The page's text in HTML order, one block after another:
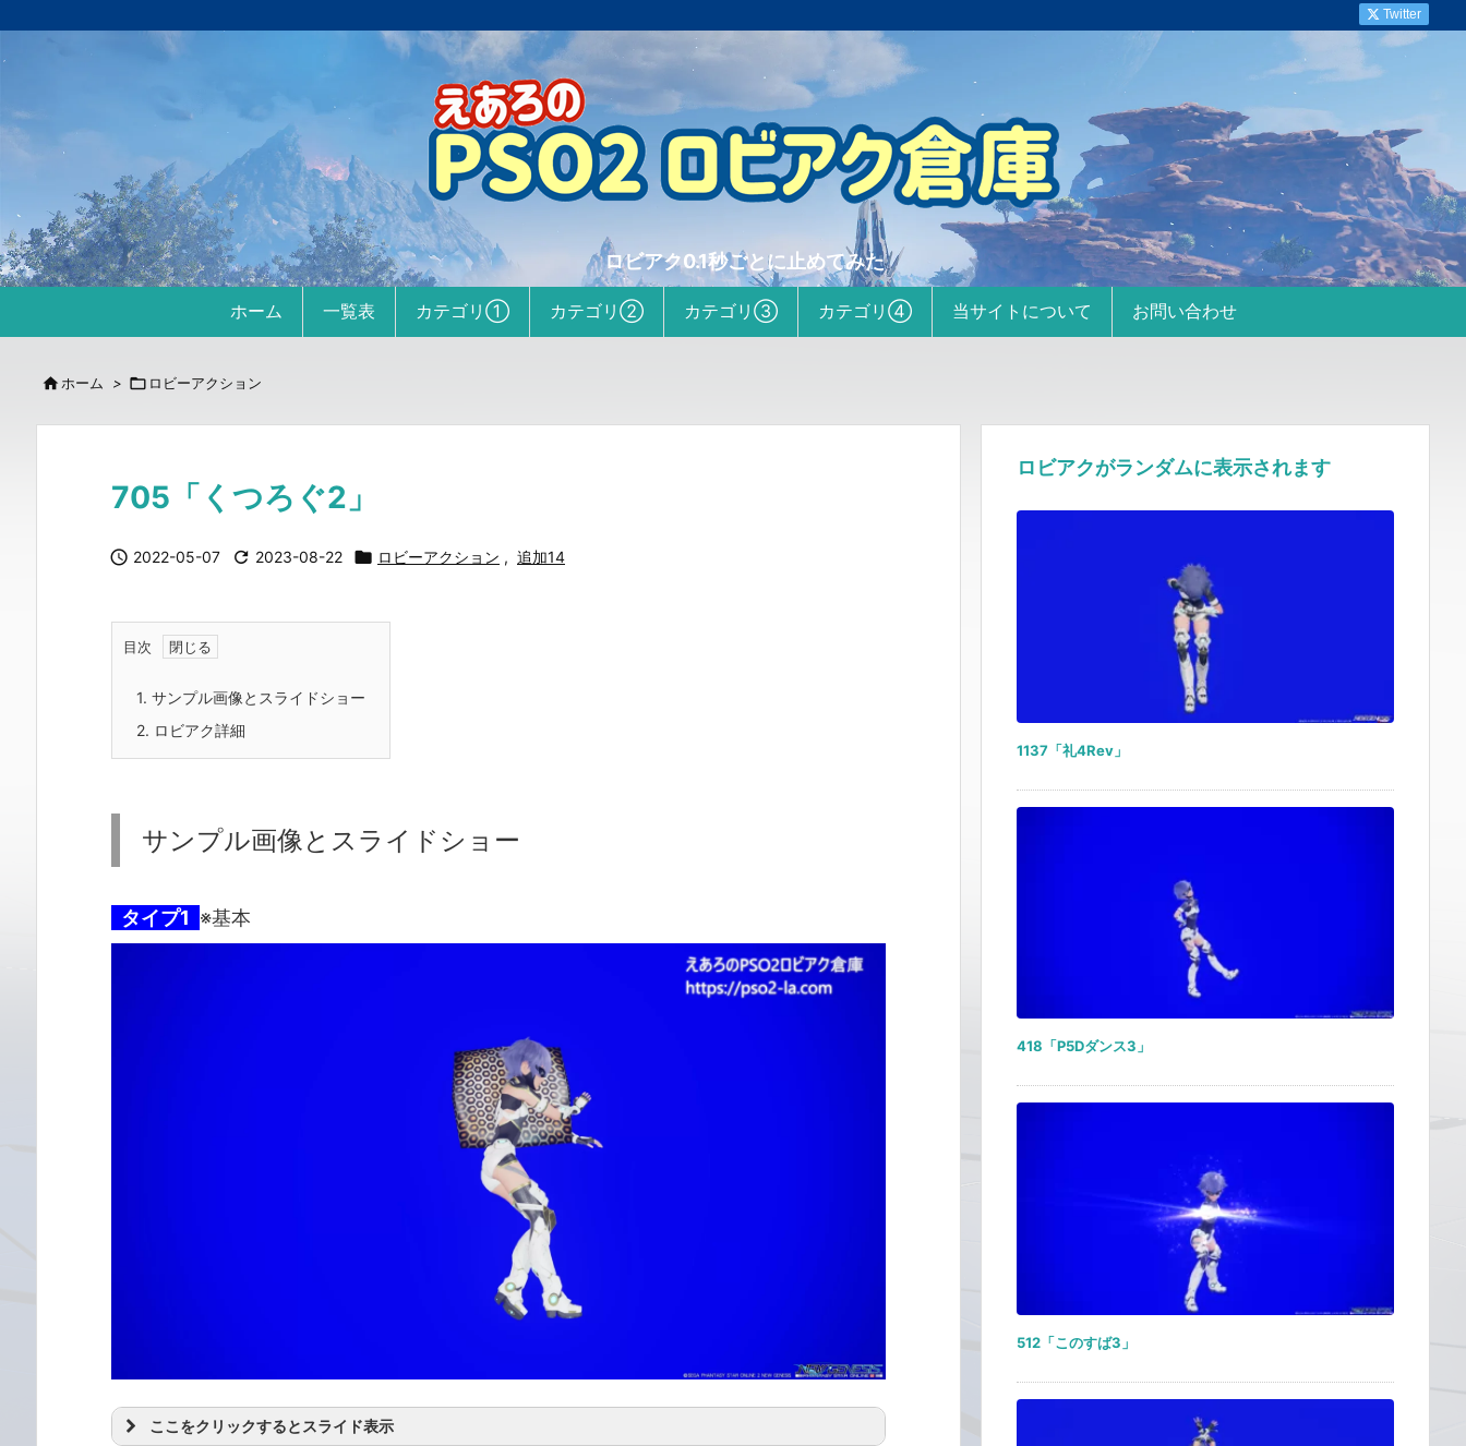
ロビアク0.1秒ごとに止めてみた
ホーム 一覧表 カテゴリ① カテゴリ② カテゴリ③ カテゴリ④ 当サイトについて お問い合わせ
Twitter
 ホーム >  ロビーアクション
705「くつろぐ2」
 2022-05-07  2023-08-22  ロビーアクション , 追加14
目次
1. サンプル画像とスライドショー
2. ロビアク詳細
サンプル画像とスライドショー
タイプ1 ※基本
ここをクリックするとスライド表示
ロビアクがランダムに表示されます
1137「礼4Rev」
418「P5Dダンス3」
512「このすば3」